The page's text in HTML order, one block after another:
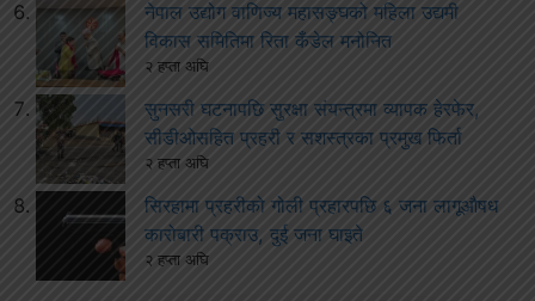
नेपाल उद्योग वाणिज्य महासङ्घको महिला उद्यमी
विकास समितिमा रिता कँडेल मनोनित
२ हप्ता अघि
सुनसरी घटनापछि सुरक्षा संयन्त्रमा व्यापक हेरफेर,
सीडीओसहित प्रहरी र सशस्त्रका प्रमुख फिर्ता
२ हप्ता अघि
सिरहामा प्रहरीको गोली प्रहारपछि ६ जना लागूऔषध
कारोबारी पक्राउ, दुई जना घाइते
२ हप्ता अघि